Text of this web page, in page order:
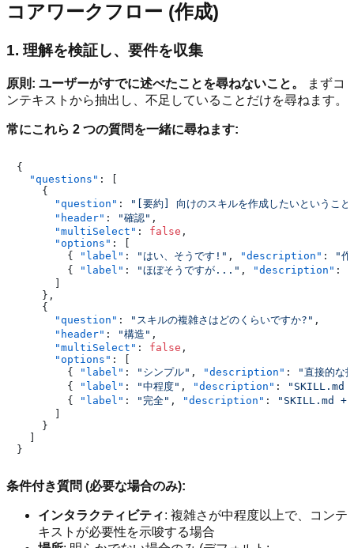
コアワークフロー (作成)
1. 理解を検証し、要件を収集
原則: ユーザーがすでに述べたことを尋ねないこと。
まずコ
ンテキストから抽出し、不足していることだけを尋ねます。
常にこれら 2 つの質問を一緒に尋ねます:
{
"questions" :
{
"question" :
"[要約] 向けのスキルを作成したいということ
"header" : "確認" ,
"multiSelect" : false ,
"options" :
{
"label" : "はい、そうです!" , "description" :
"作
{
"label" : "ほぼそうですが..." , "description" :
} ,
{
"question" : "スキルの複雑さはどのくらいですか?" ,
"header" : "構造" ,
"multiSelect" : false ,
"options" :
{
"label" : "シンプル" , "description" :
"直接的な
{
"label" : "中程度" , "description" :
"SKILL.md
{
"label" : "完全" , "description" :
"SKILL.md
}
}
条件付き質問 (必要な場合のみ):
インタラクティビティ: 複雑さが中程度以上で、コンテ
キストが必要性を示唆する場合